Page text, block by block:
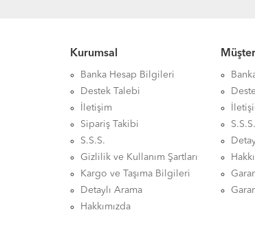
Kurumsal
Banka Hesap Bilgileri
Destek Talebi
İletişim
Sipariş Takibi
S.S.S.
Gizlilik ve Kullanım Şartları
Kargo ve Taşıma Bilgileri
Detaylı Arama
Hakkımızda
S.S.S.